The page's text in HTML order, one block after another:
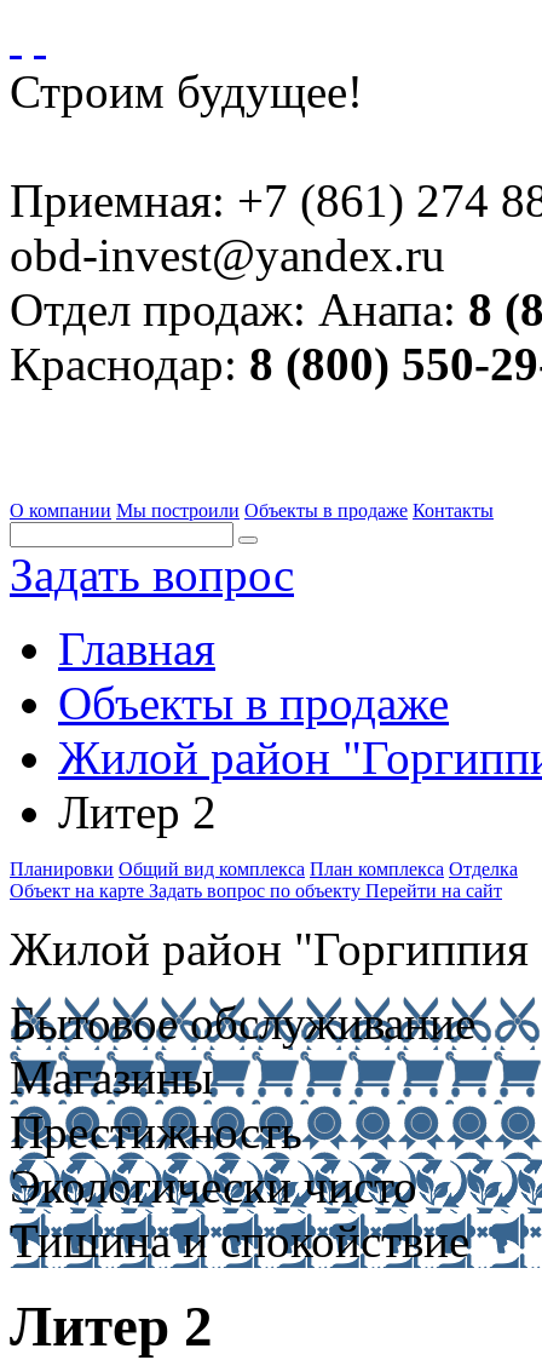
Строим будущее!
Приемная: +7 (861) 274
obd-invest@yandex.ru
Отдел продаж: Анапа: 8
Краснодар: 8 (800) 550-
О компании Мы построили Объекты в продаже Контакты
Задать вопрос
Главная
Объекты в продаже
Жилой район
Литер 2
Планировки Общий вид комплекса План комплекса Отделка
Объект на карте Задать вопрос по объекту Перейти на сайт
Жилой район
Бытовое обслуживание
Магазины
Престижность
Экологически чисто
Тишина и спокойствие
Литер 2